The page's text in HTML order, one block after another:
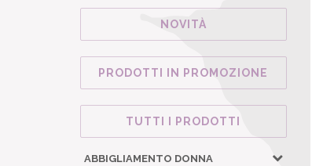
NOVITÀ
PRODOTTI IN PROMOZIONE
TUTTI I PRODOTTI
ABBIGLIAMENTO DONNA